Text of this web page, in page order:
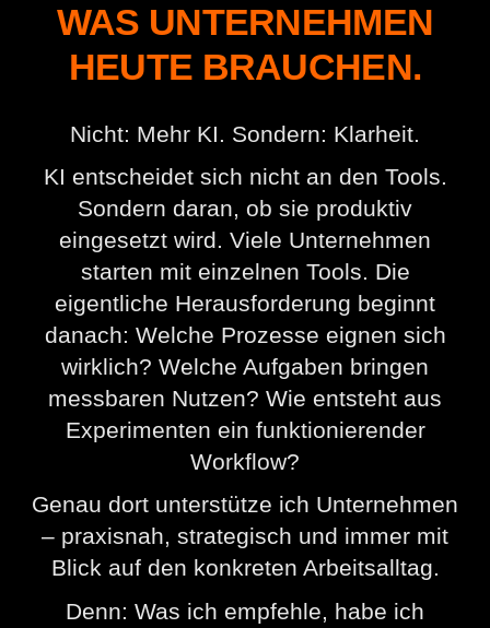
WAS UNTERNEHMEN
HEUTE BRAUCHEN.
Nicht: Mehr KI. Sondern: Klarheit.
KI entscheidet sich nicht an den Tools.
Sondern daran, ob sie produktiv
eingesetzt wird. Viele Unternehmen
starten mit einzelnen Tools. Die
eigentliche Herausforderung beginnt
danach: Welche Prozesse eignen sich
wirklich? Welche Aufgaben bringen
messbaren Nutzen? Wie entsteht aus
Experimenten ein funktionierender
Workflow?
Genau dort unterstütze ich Unternehmen
– praxisnah, strategisch und immer mit
Blick auf den konkreten Arbeitsalltag.
Denn: Was ich empfehle, habe ich